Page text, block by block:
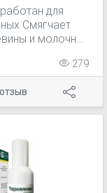
для
Смягчает
и молочной
279